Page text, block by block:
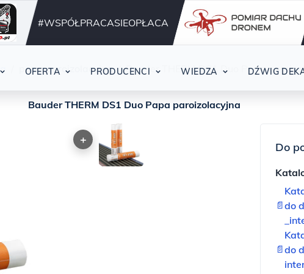
Działamy nieprzerwanie
#WSPÓŁPRACASIEOPŁACA
OFERTA PRODUCENCI WIEDZA DŹWIG
papa paroizolacyjna Bauder THERM DS1 Duo Papa
Bauder THERM DS1 Duo Papa paroizolacyjna
+
Do
📄do
📄do